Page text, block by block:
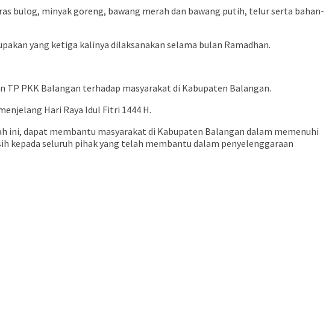
bulog, minyak goreng, bawang merah dan bawang putih, telur serta bahan-
yang ketiga kalinya dilaksanakan selama bulan Ramadhan.
PKK Balangan terhadap masyarakat di Kabupaten Balangan.
Hari Raya Idul Fitri 1444 H.
ini, dapat membantu masyarakat di Kabupaten Balangan dalam memenuhi
kepada seluruh pihak yang telah membantu dalam penyelenggaraan